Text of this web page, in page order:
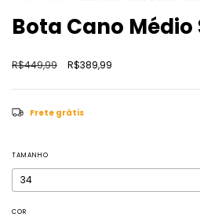
Bota Cano
R$449,99 R$389,99
Frete grátis
TAMANHO
COR